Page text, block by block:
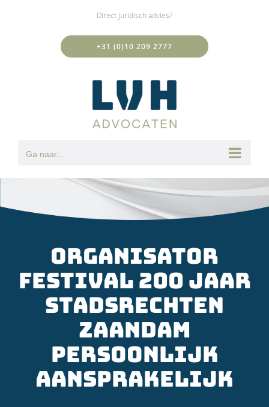
Direct juridisch advies?
+31 (0)10 209 2777
Ga naar...
Organisator
festival 200 jaar
stadsrechten
Zaandam
persoonlijk
aansprakelijk